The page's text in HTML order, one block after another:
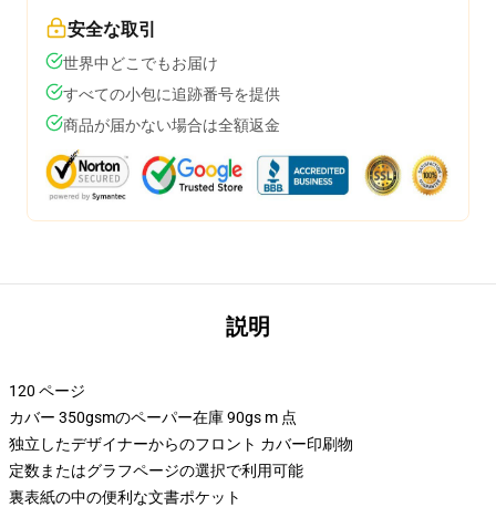
安全な取引
世界中どこでもお届け
すべての小包に追跡番号を提供
商品が届かない場合は全額返金
説明
120 ページ
カバー 350gsmのペーパー在庫 90gs m 点
独立したデザイナーからのフロント カバー印刷物
定数またはグラフページの選択で利用可能
裏表紙の中の便利な文書ポケット